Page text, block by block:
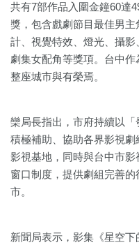
共有7部作品入圍金鐘60達
獎，包含戲劇節目最佳男
計、視覺特效、燈光、攝
劇集女配角等獎項。台中
整座城市與有榮焉。
欒局長指出，市府持續以「
積極補助、協助各界影視
影視基地，同時與台中市
窗口制度，提供劇組完善
市。
新聞局表示，影集《星空